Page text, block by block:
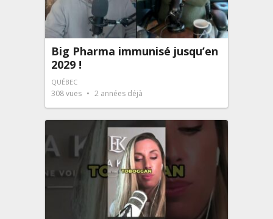
Big Pharma immunisé jusqu’en
2029 !
QUÉBEC
308vues 2 années déjà